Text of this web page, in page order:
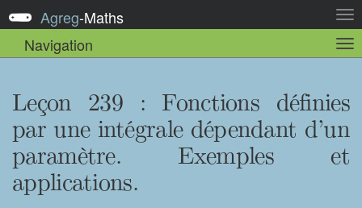
la
Agreg-Maths
Navigation
la
Leçon 239 : Fonctions définies
par une intégrale dépendant d’un
paramètre. Exemples et
applications.